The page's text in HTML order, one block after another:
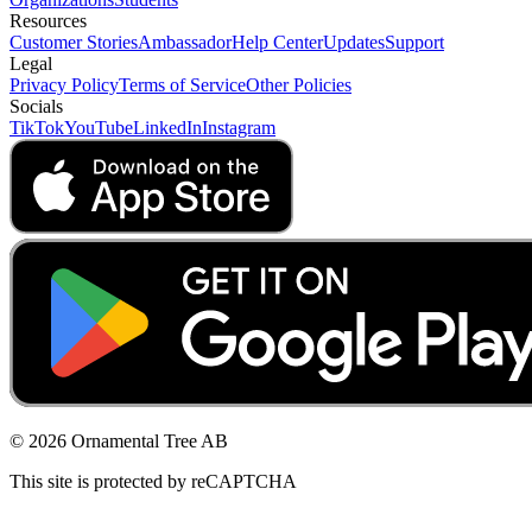
Resources
Customer StoriesAmbassadorHelp CenterUpdatesSupport
Legal
Privacy PolicyTerms of ServiceOther Policies
Socials
TikTokYouTubeLinkedInInstagram
© 2026 Ornamental Tree AB
This site is protected by reCAPTCHA